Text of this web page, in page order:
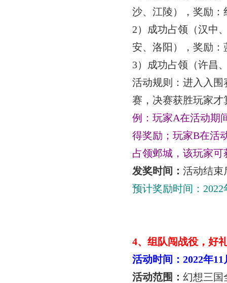
沙、江陵），奖励：
2）成功占领（汉中
安、洛阳），奖励：
3）成功占领（许昌
活动规则：进入入
赛，决赛获胜玩家
例：玩家A在活动期
得奖励；玩家B在活
占领邺城，该玩家可
发奖时间：活动结束
预计奖励时间： 2022
4、组队闯战役，好
活动时间：2022年11
活动范围：幻想三国